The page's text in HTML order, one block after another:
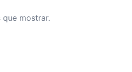
mostrar.